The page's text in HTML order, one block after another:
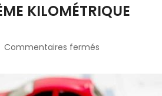
KILOMÉTRIQUE
Commentaires fermés
quel